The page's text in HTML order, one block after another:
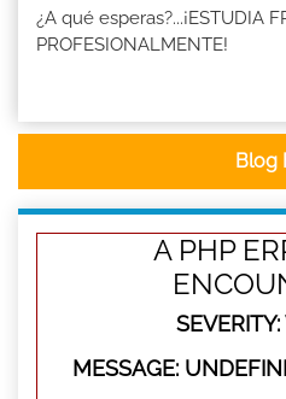
¿A qué esperas?...¡ESTUDIA
PROFESIONALMENTE!
Blog
A PHP
MESSAGE: